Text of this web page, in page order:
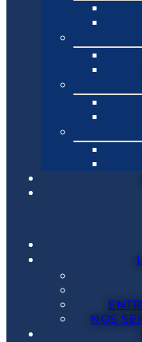
NOS